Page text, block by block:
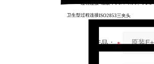
过程连接"螺纹：1 1/4" NPT、1 1/
卫生型过程连接ISO2853三夹头
产品：